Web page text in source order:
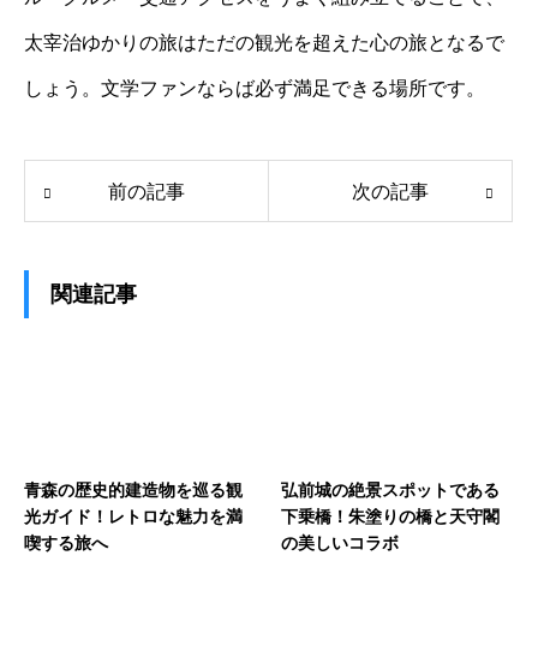
太宰治ゆかりの旅はただの観光を超えた心の旅となるで
しょう。文学ファンならば必ず満足できる場所です。
前の記事 次の記事
関連記事
青森の歴史的建造物を巡る観
光ガイド！レトロな魅力を満
喫する旅へ
弘前城の絶景スポットである
下乗橋！朱塗りの橋と天守閣
の美しいコラボ